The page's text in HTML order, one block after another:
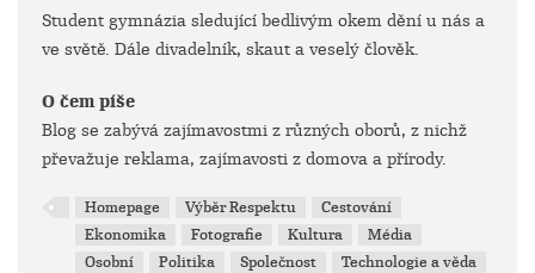
Student gymnázia sledující bedlivým okem dění u nás a
ve světě. Dále divadelník, skaut a veselý člověk.
O čem píše
Blog se zabývá zajímavostmi z různých oborů, z nichž
převažuje reklama, zajímavosti z domova a přírody.
Homepage Výběr Respektu
Cestování
Ekonomika
Fotografie Kultura
Média
Osobní
Politika Společnost
Technologie a věda